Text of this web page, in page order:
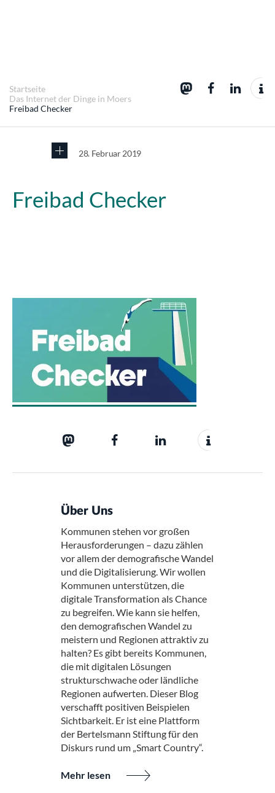
Startseite
Das Internet der Dinge in Moers
Freibad Checker
28. Februar 2019
Freibad Checker
Über Uns
Kommunen stehen vor großen
Herausforderungen – dazu zählen
vor allem der demografische Wandel
und die Digitalisierung. Wir wollen
Kommunen unterstützen, die
digitale Transformation als Chance
zu begreifen. Wie kann sie helfen,
den demografischen Wandel zu
meistern und Regionen attraktiv zu
halten? Es gibt bereits Kommunen,
die mit digitalen Lösungen
strukturschwache oder ländliche
Regionen aufwerten. Dieser Blog
verschafft positiven Beispielen
Sichtbarkeit. Er ist eine Plattform
der Bertelsmann Stiftung für den
Diskurs rund um „Smart Country“.
Mehr lesen